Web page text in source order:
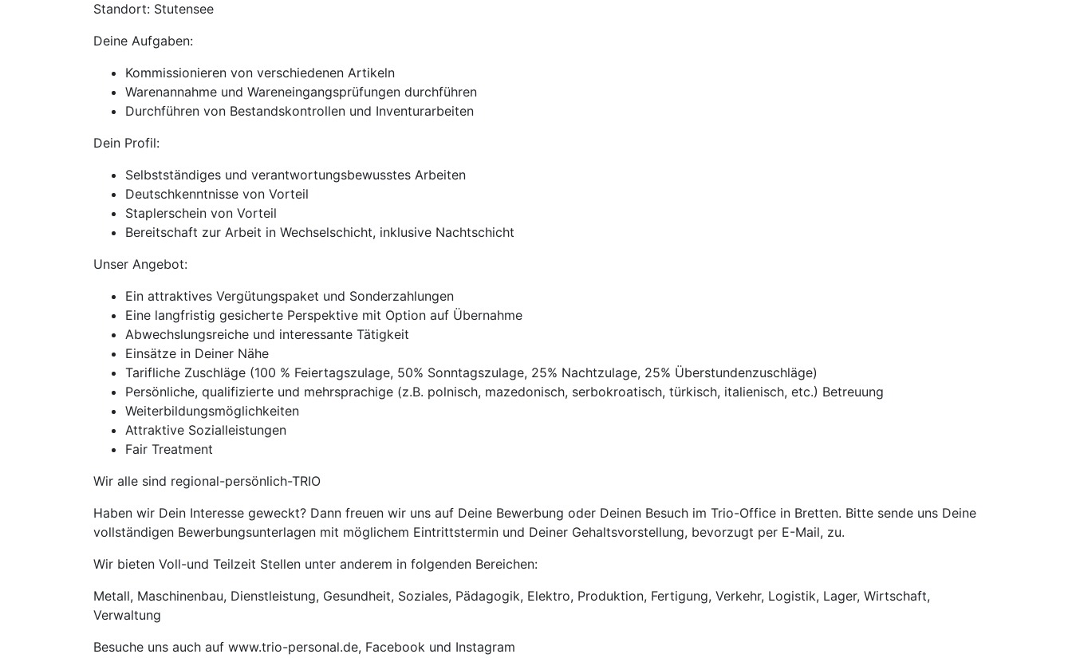
Standort: Stutensee
Deine Aufgaben:
Kommissionieren von verschiedenen Artikeln
Warenannahme und Wareneingangsprüfungen durchführen
Durchführen von Bestandskontrollen und Inventurarbeiten
Dein Profil:
Selbstständiges und verantwortungsbewusstes Arbeiten
Deutschkenntnisse von Vorteil
Staplerschein von Vorteil
Bereitschaft zur Arbeit in Wechselschicht, inklusive Nachtschicht
Unser Angebot:
Ein attraktives Vergütungspaket und Sonderzahlungen
Eine langfristig gesicherte Perspektive mit Option auf Übernahme
Abwechslungsreiche und interessante Tätigkeit
Einsätze in Deiner Nähe
Tarifliche Zuschläge (100 % Feiertagszulage, 50% Sonntagszulage, 25% Nachtzulage, 25% Überstundenzuschläge)
Persönliche, qualifizierte und mehrsprachige (z.B. polnisch, mazedonisch, serbokroatisch, türkisch, italienisch, etc.) Betreuung
Weiterbildungsmöglichkeiten
Attraktive Sozialleistungen
Fair Treatment
Wir alle sind regional-persönlich-TRIO
Haben wir Dein Interesse geweckt? Dann freuen wir uns auf Deine Bewerbung oder Deinen Besuch im Trio-Office in Bretten. Bitte sende uns Deine
vollständigen Bewerbungsunterlagen mit möglichem Eintrittstermin und Deiner Gehaltsvorstellung, bevorzugt per E-Mail, zu.
Wir bieten Voll-und Teilzeit Stellen unter anderem in folgenden Bereichen:
Metall, Maschinenbau, Dienstleistung, Gesundheit, Soziales, Pädagogik, Elektro, Produktion, Fertigung, Verkehr, Logistik, Lager, Wirtschaft,
Verwaltung
Besuche uns auch auf www.trio-personal.de, Facebook und Instagram